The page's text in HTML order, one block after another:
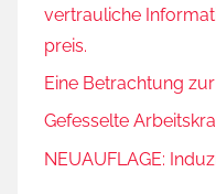
vertrauliche
preis.
Eine Betrachtung
Gefesselte
NEUAUFLAGE: